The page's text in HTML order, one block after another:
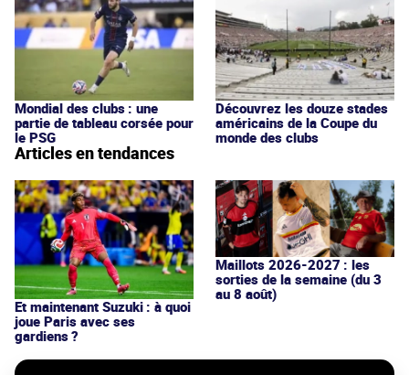
Mondial des clubs : une
partie de tableau corsée pour
le PSG
Découvrez les douze stades
américains de la Coupe du
monde des clubs
Articles en tendances
Et maintenant Suzuki : à quoi
joue Paris avec ses
gardiens ?
Maillots 2026-2027 : les
sorties de la semaine (du 3
au 8 août)